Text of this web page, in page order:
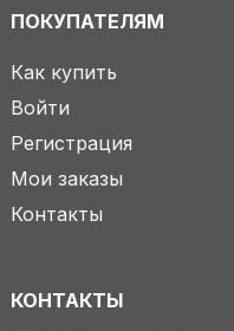
ПОКУПАТЕЛЯМ
Как купить
Войти
Регистрация
Мои заказы
Контакты
КОНТАКТЫ